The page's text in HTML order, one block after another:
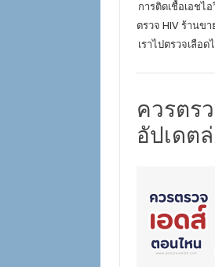
การติดเชื้อเอชไอ
ตรวจ HIV ร้านขา
เราไปตรวจเลือ
ควรตร
อัปเดต